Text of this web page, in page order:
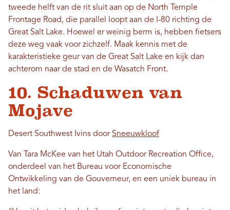
tweede helft van de rit sluit aan op de North Temple
Frontage Road, die parallel loopt aan de I-80 richting de
Great Salt Lake. Hoewel er weinig berm is, hebben fietsers
deze weg vaak voor zichzelf. Maak kennis met de
karakteristieke geur van de Great Salt Lake en kijk dan
achterom naar de stad en de Wasatch Front.
10. Schaduwen van
Mojave
Desert Southwest Ivins door Sneeuwkloof
Van Tara McKee van het Utah Outdoor Recreation Office,
onderdeel van het Bureau voor Economische
Ontwikkeling van de Gouverneur, en een uniek bureau in
het land: